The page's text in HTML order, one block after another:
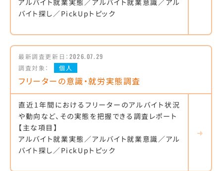
バイト探し／PickUpトピック
最新調査更新日： 2026.07.29
調査対象：
個人
フリーターの意識・就労実態調査
直近1年間におけるフリーターのアルバイト状況
や動向など、その実態を把握できる調査レポート
【主な項目】
アルバイト就業実態／アルバイト就業意識／アル
バイト探し／PickUpトピック